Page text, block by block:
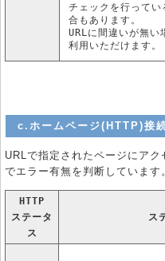
チェックを行って
合もあります。
URLに間違いが無い
利用いただけます。
c.ホームページ(HTTP)接
URLで指定されたページにア
でエラー有無を判断しています
HTTP
ステータ
ス
ス